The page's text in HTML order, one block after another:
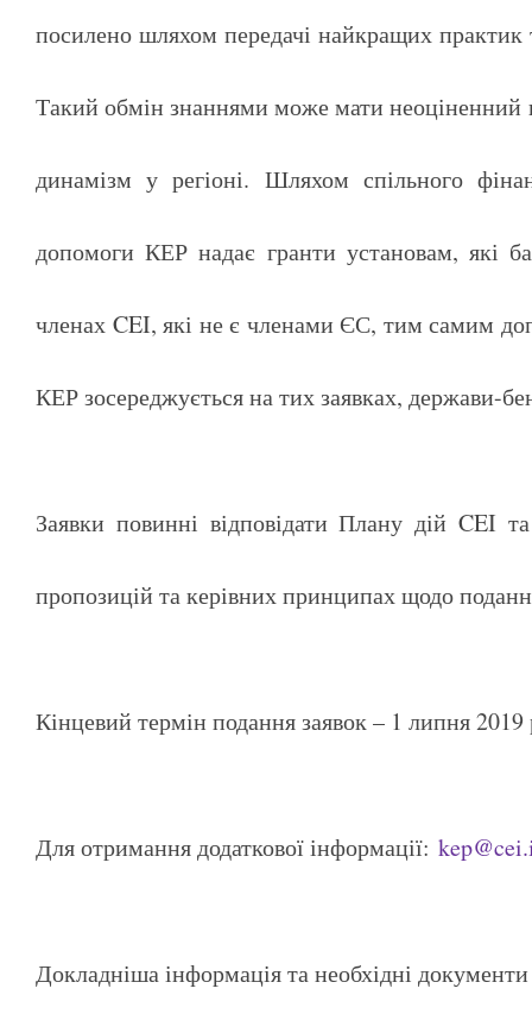
посилено шляхом передачі найкращих практик
Такий обмін знаннями може мати неоціненний
динамізм у регіоні. Шляхом спільного
допомоги КЕР надає гранти установам, які
членах CEI, які не є членами ЄС, тим самим
КЕР зосереджується на тих заявках, держави-
Заявки повинні відповідати Плану дій CEI
пропозицій та керівних принципах щодо
Кінцевий термін подання заявок – 1 липня 2019
Для отримання додаткової інформації:
Докладніша інформація та необхідні